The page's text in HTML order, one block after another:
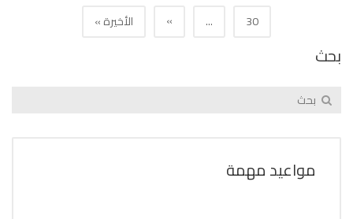
30
...
» الأخيرة »
بحث
مواعيد مهمة